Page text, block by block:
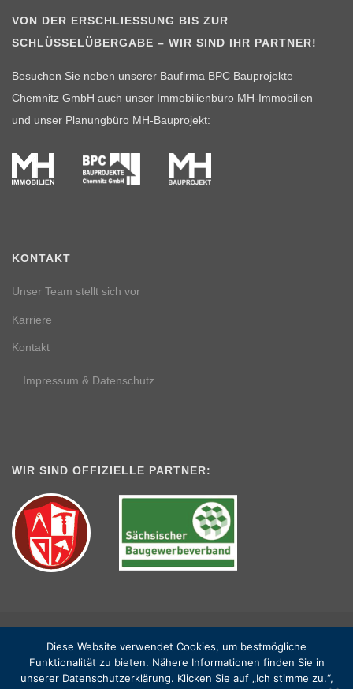
VON DER ERSCHLIESSUNG BIS ZUR S
CHLÜSSELÜBERGABE – WIR SIND IHR PARTNER!
Besuchen Sie neben unserer Baufirma BPC Bauprojekte
Chemnitz GmbH auch unser Immobilienbüro MH-Immobilien
und unser Planungbüro MH-Bauprojekt:
KONTAKT
Unser Team stellt sich vor
Karriere
Kontakt
Impressum & Datenschutz
WIR SIND OFFIZIELLE PARTNER:
BPC Bauprojekte Chemnitz GmbH © 2025
Diese Website verwendet Cookies, um bestmögliche
Funktionalität zu bieten. Nähere Informationen finden Sie in
unserer Datenschutzerklärung. Klicken Sie auf „Ich stimme zu.“,